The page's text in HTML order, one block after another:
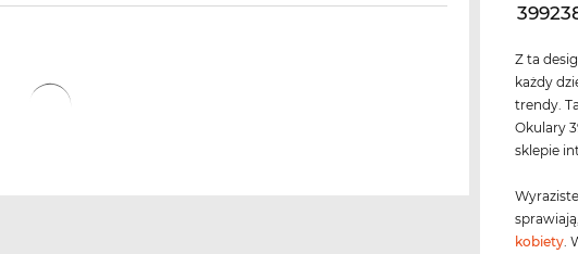
Z ta
każdy
trendy.
Okulary
sklepie
kobiety .